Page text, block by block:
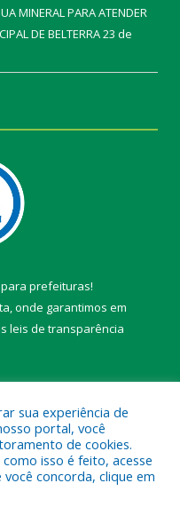
MINERAL PARA ATENDER
DE BELTERRA23 de
prefeituras!
onde garantimos em
leis de transparência
Municipal de Belterra.
sua experiência de
portal, você
de cookies.
isso é feito, acesse
você concorda, clique em